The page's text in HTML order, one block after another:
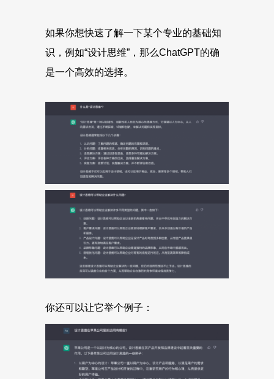
如果你想快速了解一下某个专业的基础知
识，例如“设计思维”，那么ChatGPT的确
是一个高效的选择。
你还可以让它举个例子：